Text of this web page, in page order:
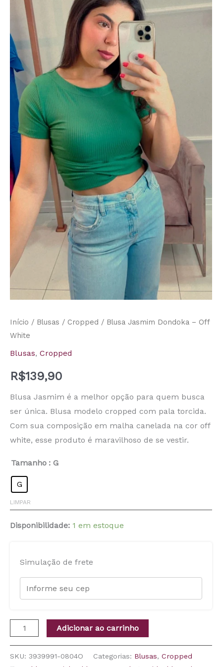
Início / Blusas / Cropped / Blusa Jasmim Dondoka – Off
White
Blusas, Cropped
R$139,90
Blusa Jasmim é a melhor opção para quem busca
ser única. Blusa modelo cropped com pala torcida.
Com sua composição em malha canelada na cor off
white, esse produto é maravilhoso de se vestir.
Tamanho : G
G
LIMPAR
Disponibilidade: 1 em estoque
Simulação de frete
White
quantidade
Adicionar ao carrinho
SKU: 3939991-0804O Categorias: Blusas, Cropped